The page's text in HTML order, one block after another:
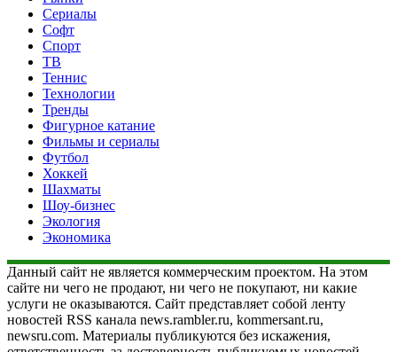
Сериалы
Софт
Спорт
ТВ
Теннис
Технологии
Тренды
Фигурное катание
Фильмы и сериалы
Футбол
Хоккей
Шахматы
Шоу-бизнес
Экология
Экономика
Данный сайт не является коммерческим проектом. На этом
сайте ни чего не продают, ни чего не покупают, ни какие
услуги не оказываются. Сайт представляет собой ленту
новостей RSS канала news.rambler.ru, kommersant.ru,
newsru.com. Материалы публикуются без искажения,